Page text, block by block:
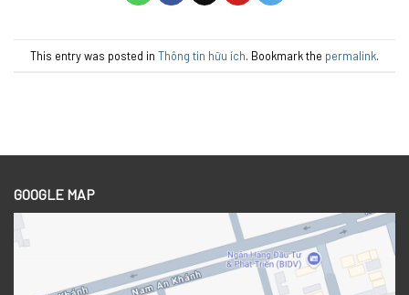
This entry was posted in Thông tin hữu ích. Bookmark the permalink.
GOOGLE MAP